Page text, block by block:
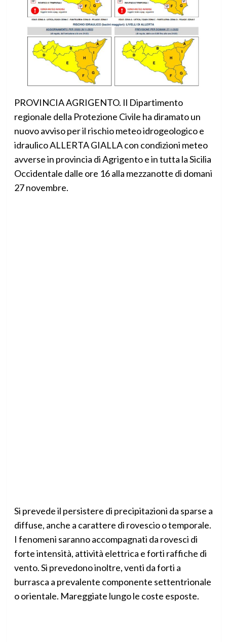
PROVINCIA AGRIGENTO. Il Dipartimento
regionale della Protezione Civile ha diramato un
nuovo avviso per il rischio meteo idrogeologico e
idraulico ALLERTA GIALLA con condizioni meteo
avverse in provincia di Agrigento e in tutta la Sicilia
Occidentale dalle ore 16 alla mezzanotte di domani
27 novembre.
Si prevede il persistere di precipitazioni da sparse a
diffuse, anche a carattere di rovescio o temporale.
I fenomeni saranno accompagnati da rovesci di
forte intensità, attività elettrica e forti raffiche di
vento. Si prevedono inoltre, venti da forti a
burrasca a prevalente componente settentrionale
o orientale. Mareggiate lungo le coste esposte.